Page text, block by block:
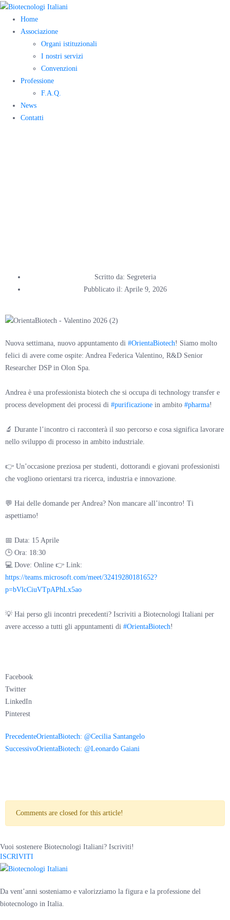
Home
Associazione
Organi istituzionali
I nostri servizi
Convenzioni
Professione
F.A.Q.
News
Contatti
Scritto da: Segreteria
Pubblicato il: Aprile 9, 2026
Nuova settimana, nuovo appuntamento di #OrientaBiotech! Siamo molto
felici di avere come ospite: Andrea Federica Valentino, R&D Senior
Researcher DSP in Olon Spa.
Andrea è una professionista biotech che si occupa di technology transfer e
process development dei processi di #purificazione in ambito #pharma!
🔬 Durante l’incontro ci racconterà il suo percorso e cosa significa lavorare
nello sviluppo di processo in ambito industriale.
👉 Un’occasione preziosa per studenti, dottorandi e giovani professionisti
che vogliono orientarsi tra ricerca, industria e innovazione.
💬 Hai delle domande per Andrea? Non mancare all’incontro! Ti
aspettiamo!
📅 Data: 15 Aprile
🕒 Ora: 18:30
💻 Dove: Online 👉 Link:
https://teams.microsoft.com/meet/32419280181652?
p=bVlcCiuVTpAPhLx5ao
💡 Hai perso gli incontri precedenti? Iscriviti a Biotecnologi Italiani per
avere accesso a tutti gli appuntamenti di #OrientaBiotech!
Facebook
Twitter
LinkedIn
Pinterest
PrecedenteOrientaBiotech: @Cecilia Santangelo
SuccessivoOrientaBiotech: @Leonardo Gaiani
Comments are closed for this article!
Vuoi sostenere Biotecnologi Italiani? Iscriviti!
ISCRIVITI
Da vent’anni sosteniamo e valorizziamo la figura e la professione del
biotecnologo in Italia.